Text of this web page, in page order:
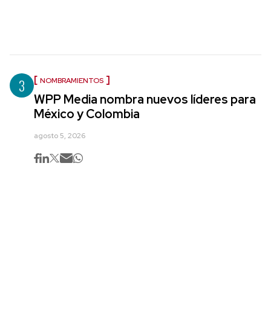
3 NOMBRAMIENTOS
WPP Media nombra nuevos líderes para
México y Colombia
agosto 5, 2026